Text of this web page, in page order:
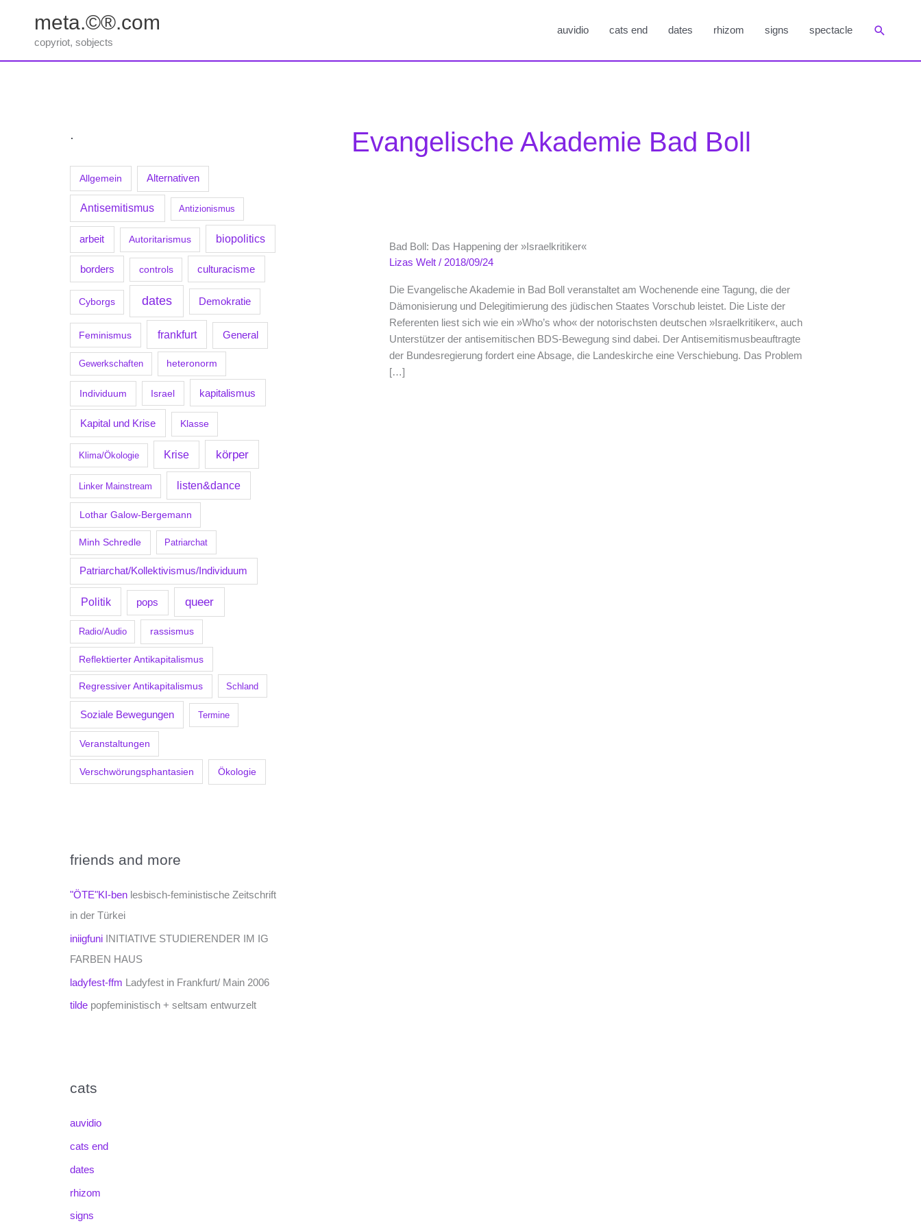
springen
meta.©®.com
copyriot, sobjects
auvidio cats end dates rhizom signs spectacle Suchen
.
Allgemein Alternativen
Antisemitismus Antizionismus
arbeit Autoritarismus biopolitics
borders controls culturacisme
Cyborgs dates Demokratie
Feminismus frankfurt General
Gewerkschaften heteronorm
Individuum Israel kapitalismus
Kapital und Krise Klasse
Klima/Ökologie Krise körper
Linker Mainstream listen&dance
Lothar Galow-Bergemann
Minh Schredle Patriarchat
Patriarchat/Kollektivismus/Individuum
Politik pops queer
Radio/Audio rassismus
Reflektierter Antikapitalismus
Regressiver Antikapitalismus Schland
Soziale Bewegungen Termine
Veranstaltungen
Verschwörungsphantasien Ökologie
friends and more
"ÖTE"KI-ben lesbisch-feministische Zeitschrift
in der Türkei
iniigfuni INITIATIVE STUDIERENDER IM IG
FARBEN HAUS
ladyfest-ffm Ladyfest in Frankfurt/ Main 2006
tilde popfeministisch + seltsam entwurzelt
cats
auvidio
cats end
dates
rhizom
signs
Evangelische Akademie Bad Boll
Bad Boll: Das Happening der »Israelkritiker«
Lizas Welt/ 2018/09/24
Die Evangelische Akademie in Bad Boll veranstaltet am Wochenende eine Tagung, die der
Dämonisierung und Delegitimierung des jüdischen Staates Vorschub leistet. Die Liste der
Referenten liest sich wie ein »Who’s who« der notorischsten deutschen »Israelkritiker«, auch
Unterstützer der antisemitischen BDS-Bewegung sind dabei. Der Antisemitismusbeauftragte
der Bundesregierung fordert eine Absage, die Landeskirche eine Verschiebung. Das Problem
[…]